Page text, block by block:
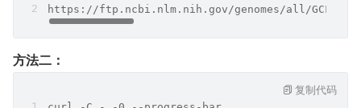
https://ftp.ncbi.nlm.nih.gov/genomes/all/GCF/000/
方法二：
复制代码